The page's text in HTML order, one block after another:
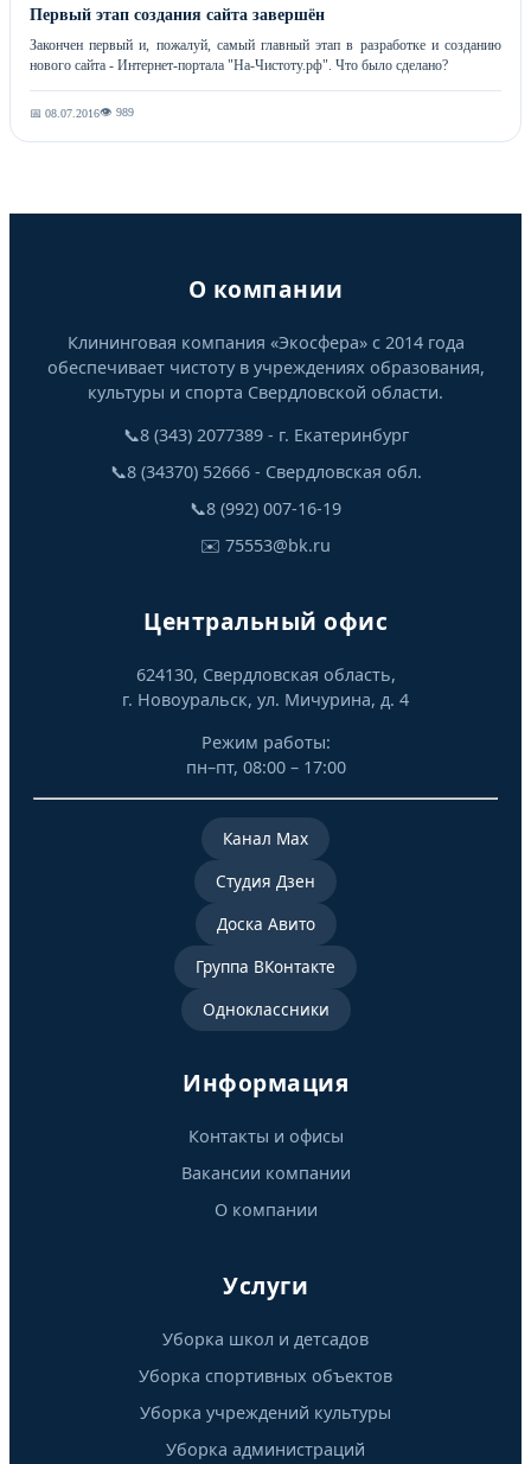
Первый этап создания сайта завершён
Закончен первый и, пожалуй, самый главный этап в разработке и созданию
нового сайта - Интернет-портала "На-Чистоту.рф". Что было сделано?
📅 08.07.2016👁 989
О компании
Клининговая компания «Экосфера» с 2014 года
обеспечивает чистоту в учреждениях образования,
культуры и спорта Свердловской области.
📞8 (343) 2077389 - г. Екатеринбург
📞8 (34370) 52666 - Свердловская обл.
📞8 (992) 007-16-19
✉️ 75553@bk.ru
Центральный офис
624130, Свердловская область,
г. Новоуральск, ул. Мичурина, д. 4
Режим работы:
пн–пт, 08:00 – 17:00
Канал Mах
Студия Дзен
Доска Авито
Группа ВКонтакте
Oдноклассники
Информация
Контакты и офисы
Вакансии компании
О компании
Услуги
Уборка школ и детсадов
Уборка спортивных объектов
Уборка учреждений культуры
Уборка администраций